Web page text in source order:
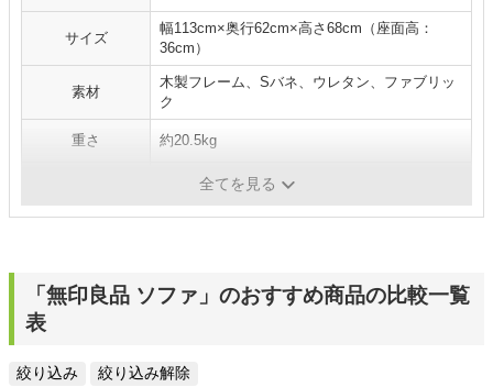
サイズ
幅113cm×奥行62cm×高さ68cm（座面高：
36cm）
素材
木製フレーム、Sバネ、ウレタン、ファブリッ
ク
重さ 約20.5kg
ベージュ、ブラウン、ピンク
全てを見る
「無印良品 ソファ」のおすすめ商品の比較一覧
表
絞り込み 絞り込み解除